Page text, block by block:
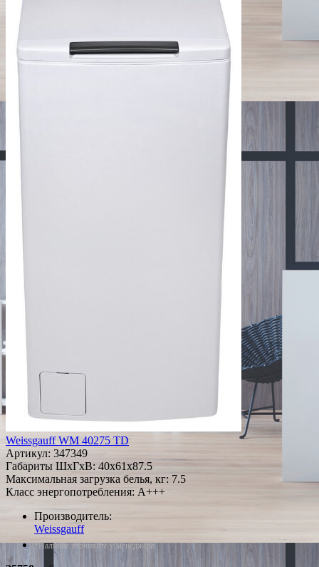
Weissgauff WM 40275 TD
Артикул: 347349
Габариты ШxГxВ: 40x61x87.5
Максимальная загрузка белья, кг: 7.5
Класс энергопотребления: A+++
Производитель:
Weissgauff
*Наличие уточняйте у менеджера